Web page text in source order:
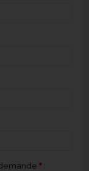
* :